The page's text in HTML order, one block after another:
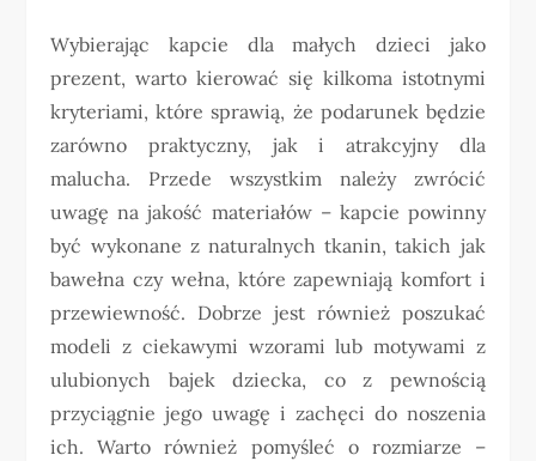
Wybierając kapcie dla małych dzieci jako
prezent, warto kierować się kilkoma istotnymi
kryteriami, które sprawią, że podarunek będzie
zarówno praktyczny, jak i atrakcyjny dla
malucha. Przede wszystkim należy zwrócić
uwagę na jakość materiałów – kapcie powinny
być wykonane z naturalnych tkanin, takich jak
bawełna czy wełna, które zapewniają komfort i
przewiewność. Dobrze jest również poszukać
modeli z ciekawymi wzorami lub motywami z
ulubionych bajek dziecka, co z pewnością
przyciągnie jego uwagę i zachęci do noszenia
ich. Warto również pomyśleć o rozmiarze –